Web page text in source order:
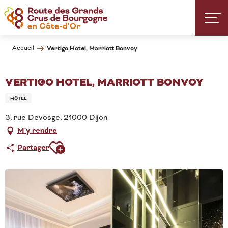
Aller
au
contenu
Accueil Vertigo Hotel, Marriott Bonvoy
VERTIGO HOTEL, MARRIOTT BONVOY
HÔTEL
3, rue Devosge, 21000 Dijon
M'y rendre
PartagerAjouter aux favoris